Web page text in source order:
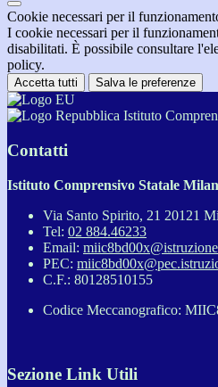
Cookie necessari per il
I cookie necessari per il
disabilitati. È possibile consultare
policy.
Accetta tutti Salva le preferenze
Istituto
Contatti
Istituto Comprensivo Statale
Via Santo Spirito, 21 20121
Tel: 02 884.46233
Email:
PEC:
C.F.: 80128510155
Codice Meccanografico:
Sezione Link Utili